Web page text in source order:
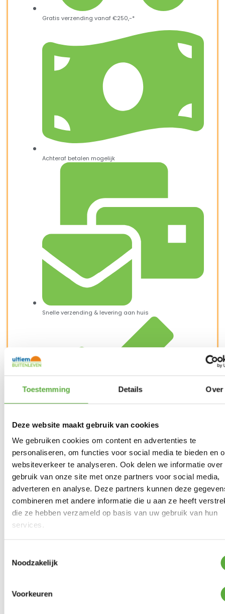
Toestemming Details Over
Deze website maakt gebruik van cookies
We gebruiken cookies om content en advertenties te
personaliseren, om functies voor social media te bieden en
websiteverkeer te analyseren. Ook delen we informatie over
gebruik van onze site met onze partners voor social media,
adverteren en analyse. Deze partners kunnen deze
combineren met andere informatie die u aan ze heeft
die ze hebben verzameld op basis van uw gebruik van hun
services.
Noodzakelijk
Voorkeuren
Gratis verzending vanaf €250,-*
Achteraf betalen mogelijk
Snelle verzending & levering aan huis
Kopersbescherming met Trusted Shops
Categorieën Terrasverwarmers
TerrasverwarmingMerk:Eurom
Merk
Materiaal
SKU